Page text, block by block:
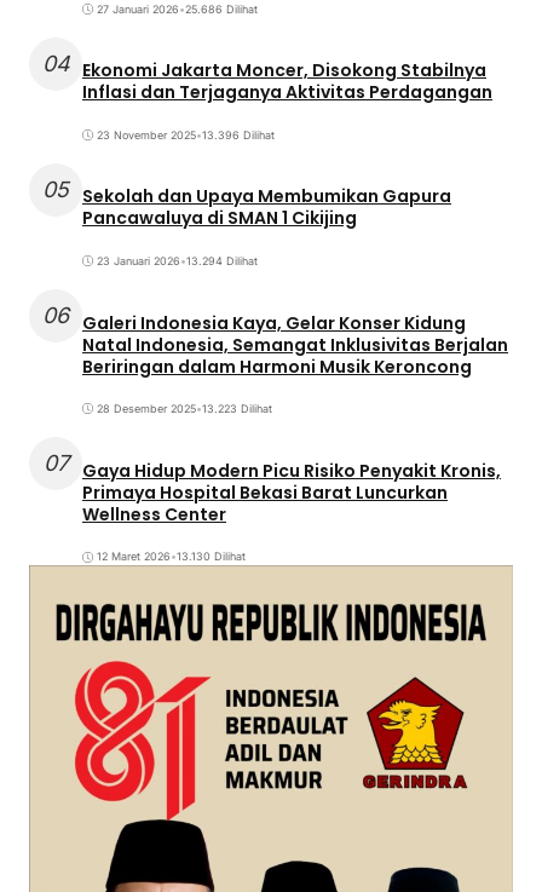
27 Januari 2026•25.686 Dilihat
04 Ekonomi Jakarta Moncer, Disokong Stabilnya
Inflasi dan Terjaganya Aktivitas Perdagangan
23 November 2025•13.396 Dilihat
05 Sekolah dan Upaya Membumikan Gapura
Pancawaluya di SMAN 1 Cikijing
23 Januari 2026•13.294 Dilihat
06 Galeri Indonesia Kaya, Gelar Konser Kidung
Natal Indonesia, Semangat Inklusivitas Berjalan
Beriringan dalam Harmoni Musik Keroncong
28 Desember 2025•13.223 Dilihat
07
Gaya Hidup Modern Picu Risiko Penyakit Kronis,
Primaya Hospital Bekasi Barat Luncurkan
Wellness Center
12 Maret 2026•13.130 Dilihat